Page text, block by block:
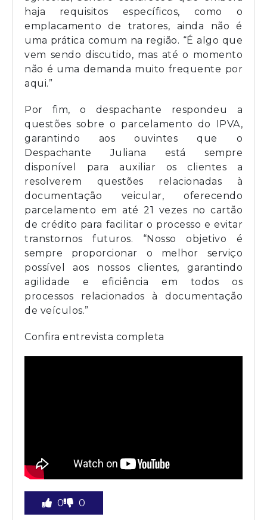
haja requisitos específicos, como o
emplacamento de tratores, ainda não é
uma prática comum na região. “É algo que
vem sendo discutido, mas até o momento
não é uma demanda muito frequente por
aqui.”
Por fim, o despachante respondeu a
questões sobre o parcelamento do IPVA,
garantindo aos ouvintes que o
Despachante Juliana está sempre
disponível para auxiliar os clientes a
resolverem questões relacionadas à
documentação veicular, oferecendo
parcelamento em até 21 vezes no cartão
de crédito para facilitar o processo e evitar
transtornos futuros. “Nosso objetivo é
sempre proporcionar o melhor serviço
possível aos nossos clientes, garantindo
agilidade e eficiência em todos os
processos relacionados à documentação
de veículos.”
Confira entrevista completa
0 0